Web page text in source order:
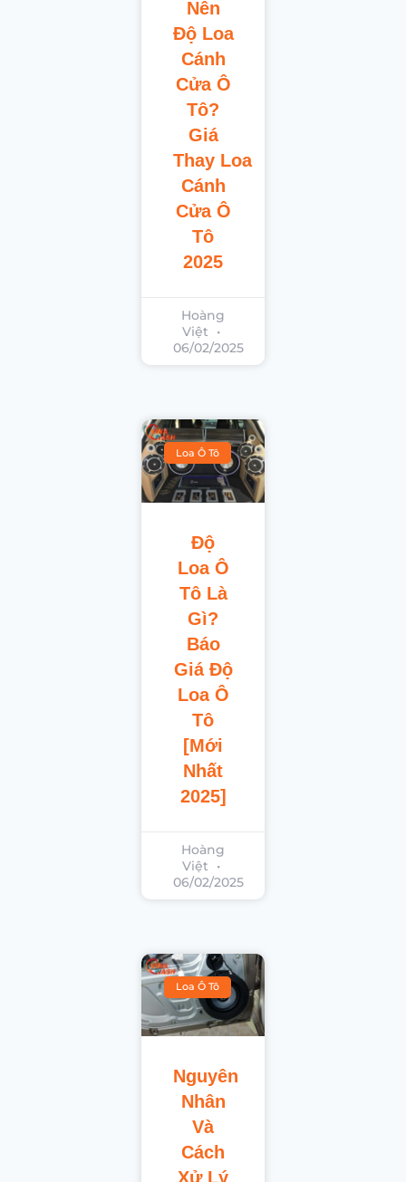
Nên
Độ Loa
Cánh
Cửa Ô
Tô?
Giá
Thay Loa
Cánh
Cửa Ô
Tô
2025
Hoàng
Việt
06/02/2025
Loa Ô Tô
Độ
Loa Ô
Tô Là
Gì?
Báo
Giá Độ
Loa Ô
Tô
[Mới
Nhất
2025]
Hoàng
Việt
06/02/2025
Loa Ô Tô
Nguyên
Nhân
Và
Cách
Xử Lý